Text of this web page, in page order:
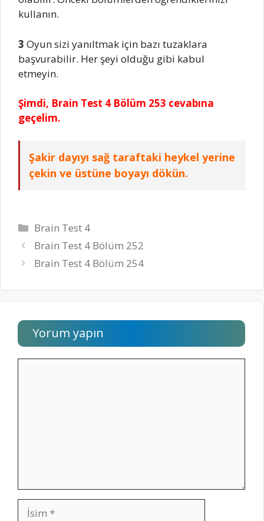
kullanın.
3 Oyun sizi yanıltmak için bazı tuzaklara
başvurabilir. Her şeyi olduğu gibi kabul
etmeyin.
Şimdi, Brain Test 4 Bölüm 253 cevabına
geçelim.
Şakir dayıyı sağ taraftaki heykel yerine
çekin ve üstüne boyayı dökün.
Kategoriler
Brain Test 4
Brain Test 4 Bölüm 252
Brain Test 4 Bölüm 254
Yorum yapın
İsim